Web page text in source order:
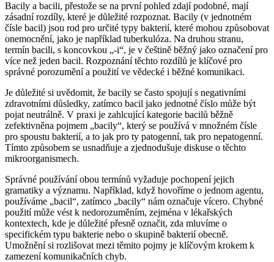
Bacily a bacili, přestože se na první pohled zdají podobné, mají
zásadní rozdíly, které je důležité rozpoznat. Bacily (v jednotném
čísle bacil) jsou rod pro určité typy bakterií, které mohou způsobovat
onemocnění, jako je například tuberkulóza. Na druhou stranu,
termín bacili, s koncovkou „-i“, je v češtině běžný jako označení pro
více než jeden bacil. Rozpoznání těchto rozdílů je klíčové pro
správné porozumění a použití ve vědecké i běžné komunikaci.
Je důležité si uvědomit, že bacily se často spojují s negativními
zdravotními důsledky, zatímco bacil jako jednotné číslo může být
pojat neutrálně. V praxi je zahlcující kategorie bacilů běžně
zefektivněna pojmem „bacily“, který se používá v množném čísle
pro spoustu bakterií, a to jak pro ty patogenní, tak pro nepatogenní.
Tímto způsobem se usnadňuje a zjednodušuje diskuse o těchto
mikroorganismech.
Správné používání obou termínů vyžaduje pochopení jejich
gramatiky a významu. Například, když hovoříme o jednom agentu,
používáme „bacil“, zatímco „bacily“ nám označuje vícero. Chybné
použití může vést k nedorozuměním, zejména v lékařských
kontextech, kde je důležité přesně označit, zda mluvíme o
specifickém typu bakterie nebo o skupině bakterií obecně.
Umožnění si rozlišovat mezi těmito pojmy je klíčovým krokem k
zamezení komunikačních chyb.